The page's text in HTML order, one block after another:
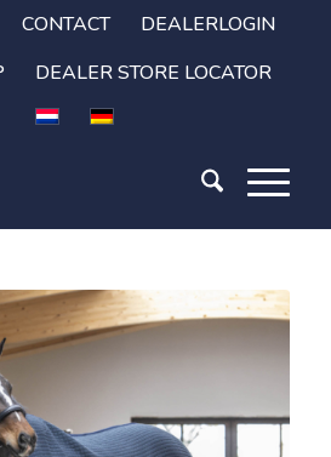
CONTACT
DEALERLOGIN
DEALER STORE LOCATOR